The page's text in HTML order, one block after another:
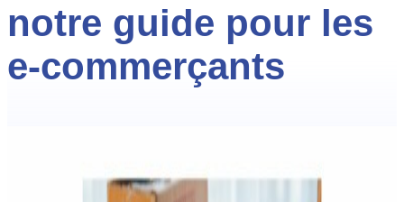
notre guide pour les
e-commerçants